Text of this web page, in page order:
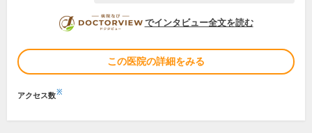
DOCTORVIEW
でインタビュー全文を読む
この医院の詳細をみる
アクセス数※